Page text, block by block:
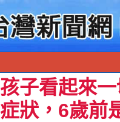
孩子看起來
症狀，6歲前